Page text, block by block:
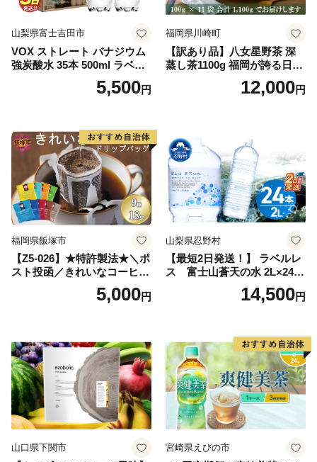
山梨県富士吉田市
VOX ストレート バナジウム
強炭酸水 35本 500ml ラベル
レス【富士吉田市限定カート
5,500円
福岡県川崎町
【訳あり品】八女星野茶 深
蒸し茶1100g 福岡が誇る日本
茶_ 訳アリ 常温 お茶 茶袋 常
備品 おちゃ ocha 茶葉 緑茶
小分け お土産 お取り寄せ グ
ルメ 福岡 九州 福岡県 国産
日本 ふかむし茶 ふかむし 家
庭用 自宅用 ちゃ りょくちゃ
ふかむしちゃ 急須 甘み 川崎
町 送料無料
12,000円
福岡県飯塚市
【Z5-026】★特許製法★＼ポ
スト投函／きれいなコーヒー
ドリップバッグ9種セット(18
袋)ゆうパケットでお届け！
5,000円
山梨県忍野村
【最短2日発送！】 ラベルレ
ス 富士山蒼天の水 2L×24本
（4ケース）※離島不可 天然
水 ミネラルウォーター 水 ペ
産 シリカ ミネラル 美容 備蓄
防災 長期保存 富士山 山梨県
忍野村
14,500円
山口県下関市 宮崎県えびの市